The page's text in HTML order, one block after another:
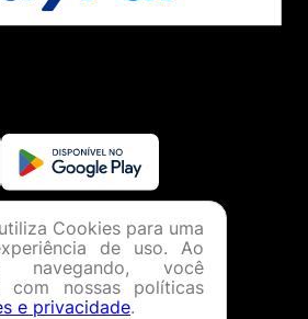
Cookies para uma
de uso. Ao
navegando, você
com nossas políticas
e privacidade.